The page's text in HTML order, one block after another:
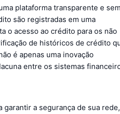
plataforma transparente e sem
são registradas em uma
o acesso ao crédito para os não
de históricos de crédito
é apenas uma inovação
entre os sistemas
garantir a segurança de sua rede,